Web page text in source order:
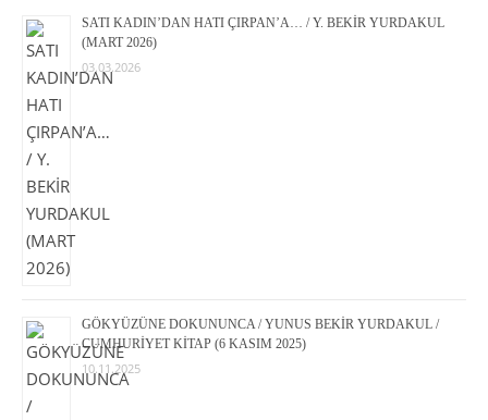
SATI KADIN’DAN HATI ÇIRPAN’A… / Y. BEKİR YURDAKUL
(MART 2026)
03.03.2026
GÖKYÜZÜNE DOKUNUNCA / YUNUS BEKİR YURDAKUL /
CUMHURİYET KİTAP (6 KASIM 2025)
10.11.2025